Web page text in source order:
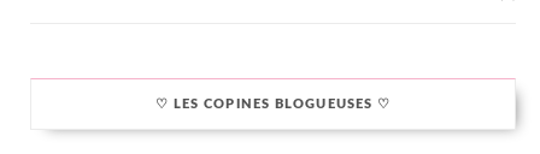
♡ LES COPINES BLOGUEUSES ♡